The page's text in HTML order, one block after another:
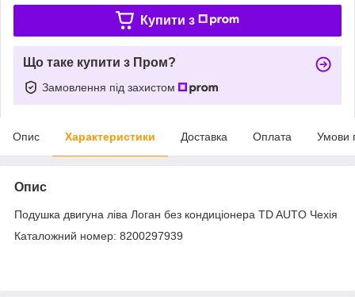
Купити з
Що таке купити з Пром?
Замовлення під захистом
Опис Характеристики Доставка Оплата Умови
Опис
Подушка двигуна ліва Логан без кондиціонера TD AUTO Чехія
Каталожний номер: 8200297939